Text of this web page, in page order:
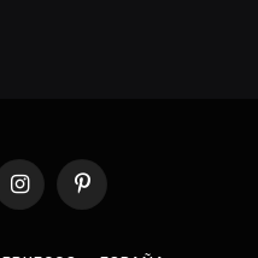
InstagramPinterest